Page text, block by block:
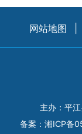
网站地图
主办：平
备案： 湘ICP备